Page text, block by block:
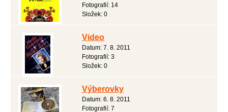
Fotografií: 14
Složek: 0
Video
Datum: 7. 8. 2011
Fotografií: 3
Složek: 0
Výberovky
Datum: 6. 8. 2011
Fotografií: 7